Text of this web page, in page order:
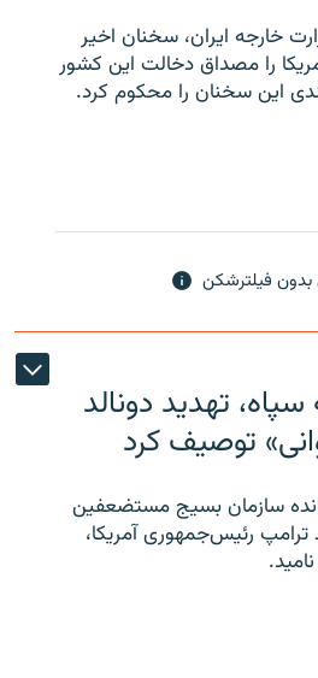
خارجه ایران، سخنان اخیر
را مصداق دخالت این کشور
این سخنان را محکوم کرد.
فیلترشکن
تهدید دونالد
توصیف کرد
سازمان بسیج مستضعفین
رئیس‌جمهوری آمریکا،